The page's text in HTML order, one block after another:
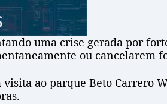
uma crise gerada por
ou
ao parque Beto Carrero